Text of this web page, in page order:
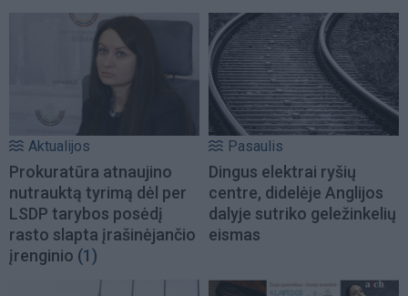
Aktualijos
Prokuratūra atnaujino
nutrauktą tyrimą dėl per
LSDP tarybos posėdį
rasto slapta įrašinėjančio
įrenginio (1)
Pasaulis
Dingus elektrai ryšių
centre, didelėje Anglijos
dalyje sutriko geležinkelių
eismas